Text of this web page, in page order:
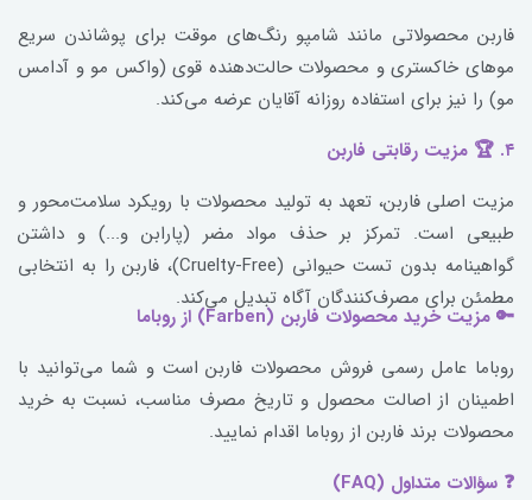
فاربن محصولاتی مانند شامپو رنگ‌های موقت برای پوشاندن سریع
موهای خاکستری و محصولات حالت‌دهنده قوی (واکس مو و آدامس
مو) را نیز برای استفاده روزانه آقایان عرضه می‌کند.
۴. 🏆 مزیت رقابتی فاربن
مزیت اصلی فاربن، تعهد به تولید محصولات با رویکرد سلامت‌محور و
طبیعی است. تمرکز بر حذف مواد مضر (پارابن و...) و داشتن
گواهینامه بدون تست حیوانی (Cruelty-Free)، فاربن را به انتخابی
مطمئن برای مصرف‌کنندگان آگاه تبدیل می‌کند.
🔑 مزیت خرید محصولات فاربن (Farben) از روباما
روباما عامل رسمی فروش محصولات فاربن است و شما می‌توانید با
اطمینان از اصالت محصول و تاریخ مصرف مناسب، نسبت به خرید
محصولات برند فاربن از روباما اقدام نمایید.
❓ سؤالات متداول (FAQ)